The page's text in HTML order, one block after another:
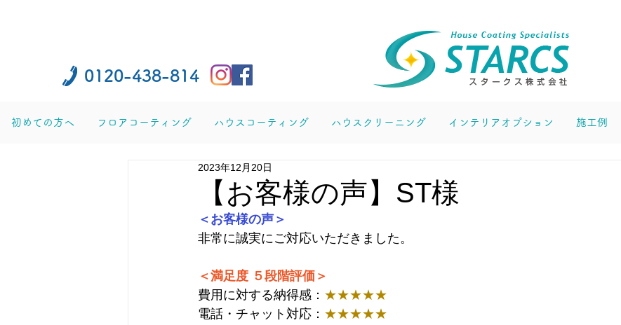
0120-438-814
初めての方へ フロアコーティング ハウスコーティング ハウスクリーニング インテリアオプション 施工例
【お客様の声】ST様
2023年12月20日
＜お客様の声＞
非常に誠実にご対応いただきました。
＜満足度 ５段階評価＞
費用に対する納得感： ★★★★★
電話・チャット対応： ★★★★★